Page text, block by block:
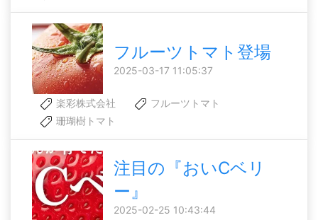
フルーツトマト登場
2025-03-17 11:05:37
楽彩株式会社
フルーツトマト
珊瑚樹トマト
注目の『おいCベリ
ー』
2025-02-25 10:43:44